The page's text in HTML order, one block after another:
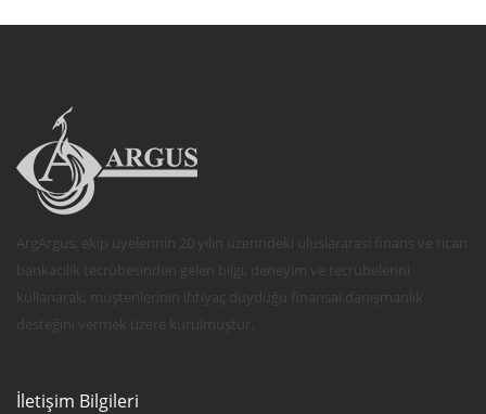
ArgArgus, ekip üyelerinin 20 yılın üzerindeki uluslararası finans ve ticari
bankacılık tecrübesinden gelen bilgi, deneyim ve tecrübelerini
kullanarak, müşterilerinin ihtiyaç duyduğu finansal danışmanlık
desteğini vermek üzere kurulmuştur.
İletişim Bilgileri